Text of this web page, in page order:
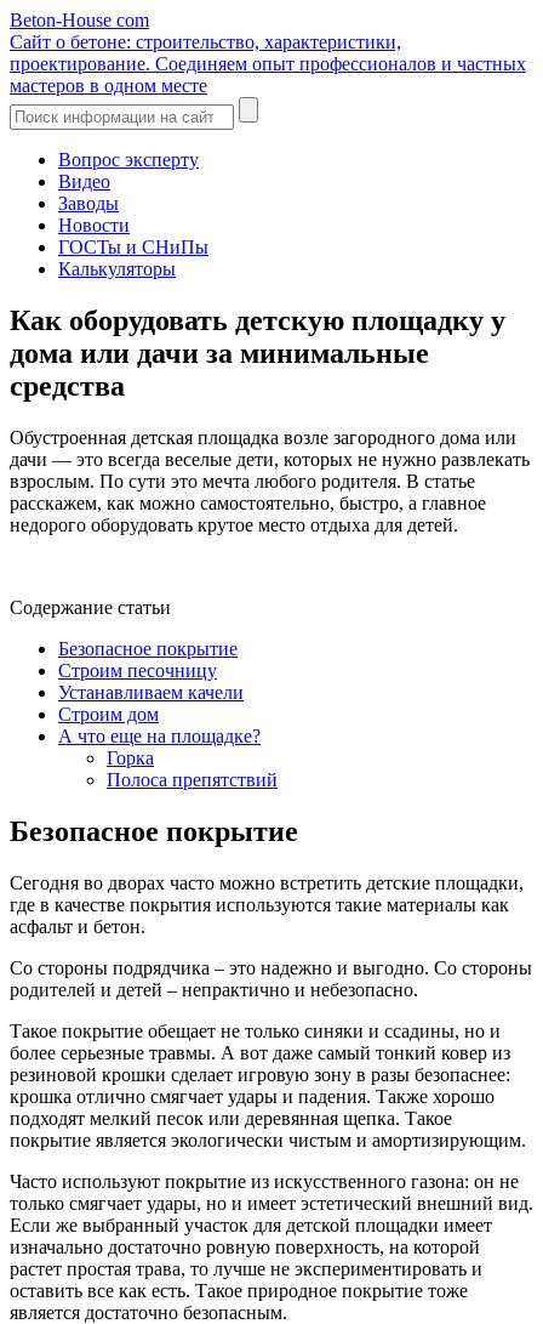
Beton-House com
Сайт о бетоне: строительство, характеристики,
проектирование. Соединяем опыт профессионалов и частных
мастеров в одном месте
Вопрос эксперту
Видео
Заводы
Новости
ГОСТы и СНиПы
Калькуляторы
Как оборудовать детскую площадку у
дома или дачи за минимальные
средства
Обустроенная детская площадка возле загородного дома или
дачи — это всегда веселые дети, которых не нужно развлекать
взрослым. По сути это мечта любого родителя. В статье
расскажем, как можно самостоятельно, быстро, а главное
недорого оборудовать крутое место отдыха для детей.
Содержание статьи
Безопасное покрытие
Строим песочницу
Устанавливаем качели
Строим дом
А что еще на площадке?
Горка
Полоса препятствий
Безопасное покрытие
Сегодня во дворах часто можно встретить детские площадки,
где в качестве покрытия используются такие материалы как
асфальт и бетон.
Со стороны подрядчика – это надежно и выгодно. Со стороны
родителей и детей – непрактично и небезопасно.
Такое покрытие обещает не только синяки и ссадины, но и
более серьезные травмы. А вот даже самый тонкий ковер из
резиновой крошки сделает игровую зону в разы безопаснее:
крошка отлично смягчает удары и падения. Также хорошо
подходят мелкий песок или деревянная щепка. Такое
покрытие является экологически чистым и амортизирующим.
Часто используют покрытие из искусственного газона: он не
только смягчает удары, но и имеет эстетический внешний вид.
Если же выбранный участок для детской площадки имеет
изначально достаточно ровную поверхность, на которой
растет простая трава, то лучше не экспериментировать и
оставить все как есть. Такое природное покрытие тоже
является достаточно безопасным.